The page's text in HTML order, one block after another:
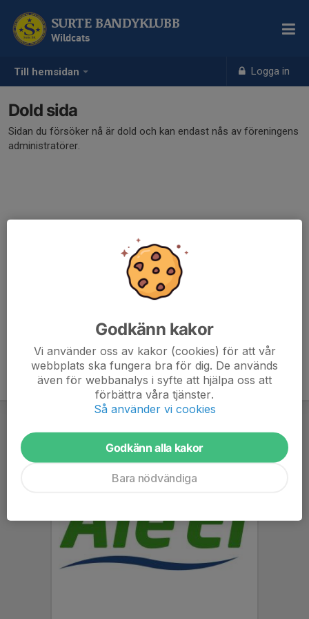
Till hemsidan Logga in
SURTE BANDYKLUBB
Wildcats
Dold sida
Sidan du försöker nå är dold och kan endast nås av föreningens
administratörer.
Godkänn kakor
Vi använder oss av kakor (cookies) för att vår
webbplats ska fungera bra för dig. De används
även för webbanalys i syfte att hjälpa oss att
förbättra våra tjänster.
Så använder vi cookies
Godkänn alla kakor
Bara nödvändiga